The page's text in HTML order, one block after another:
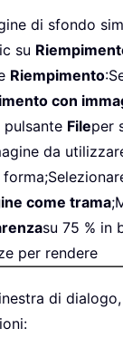
di sfondo
su
Riempimento
con
Fileper
da
come trama
su 75 % in
per rendere
di